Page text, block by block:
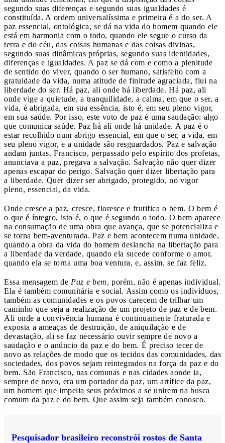
segundo suas diferenças e segundo suas igualdades é
constituída. A ordem universalíssima e primeira é a do ser. A
paz essencial, ontológica, se dá na vida do homem quando ele
está em harmonia com o todo, quando ele segue o curso da
terra e do céu, das coisas humanas e das coisas divinas,
segundo suas dinâmicas próprias, segundo suas identidades,
diferenças e igualdades. A paz se dá com e como a plenitude
de sentido do viver, quando o ser humano, satisfeito com a
gratuidade da vida, numa atitude de finitude agraciada, flui na
liberdade do ser. Há paz, ali onde há liberdade. Há paz, ali
onde vige a quietude, a tranquilidade, a calma, em que o ser, a
vida, é abrigada, em sua essência, isto é, em seu pleno vigor,
em sua saúde. Por isso, este voto de paz é uma saudação: algo
que comunica saúde. Paz há ali onde há unidade. A paz é o
estar recolhido num abrigo essencial, em que o ser, a vida, em
seu pleno vigor, e a unidade são resguardados. Paz e salvação
andam juntas. Francisco, perpassado pelo espírito dos profetas,
anunciava a paz, pregava a salvação. Salvação não quer dizer
apenas escapar do perigo. Salvação quer dizer libertação para
a liberdade. Quer dizer ser abrigado, protegido, no vigor
pleno, essencial, da vida.
Onde cresce a paz, cresce, floresce e frutifica o bem. O bem é
o que é íntegro, isto é, o que é segundo o todo. O bem aparece
na consumação de uma obra que avança, que se potencializa e
se torna bem-aventurada. Paz e bem acontecem numa unidade,
quando a obra da vida do homem deslancha na libertação para
a liberdade da verdade, quando ela sucede conforme o amor,
quando ela se torna uma boa ventura, e, assim, se faz feliz.
Essa mensagem de Paz e bem, porém, não é apenas individual.
Ela é também comunitária e social. Assim como os indivíduos,
também as comunidades e os povos carecem de trilhar um
caminho que seja a realização de um projeto de paz e de bem.
Ali onde a convivência humana é continuamente fraturada e
exposta a ameaças de destruição, de aniquilação e de
devastação, ali se faz necessário ouvir sempre de novo a
saudação e o anúncio da paz e do bem. É preciso tecer de
novo as relações de modo que os tecidos das comunidades, das
sociedades, dos povos sejam reintegrados na força da paz e do
bem. São Francisco, nas comunas e nas cidades aonde ia,
sempre de novo, era um portador da paz, um artífice da paz,
um homem que impelia seus próximos a se unirem na busca
comum da paz e do bem. Que assim seja também conosco.
Pesquisador brasileiro reconstrói rostos de Santa